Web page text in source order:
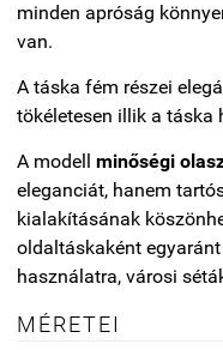
minden apróság
van.
A táska fém részei
tökéletesen illik a táska
A modell minőségi
eleganciát, hanem
kialakításának
oldaltáskaként
használatra, városi
MÉRETEI